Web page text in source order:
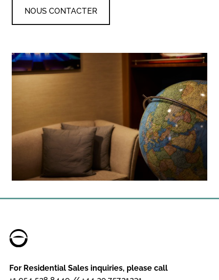
NOUS CONTACTER
For Residential Sales inquiries, please call